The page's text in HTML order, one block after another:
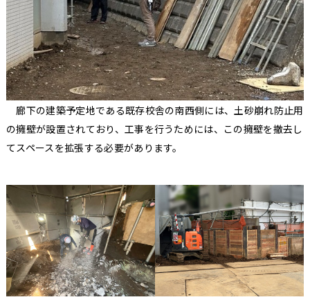
廊下の建築予定地である既存校舎の南西側には、土砂崩れ防止用
の擁壁が設置されており、工事を行うためには、この擁壁を撤去し
てスペースを拡張する必要があります。